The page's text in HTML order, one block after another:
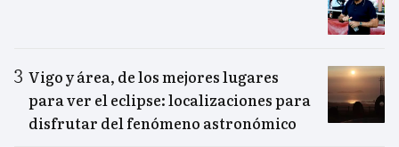
Vigo y área, de los mejores lugares
para ver el eclipse: localizaciones para
disfrutar del fenómeno astronómico